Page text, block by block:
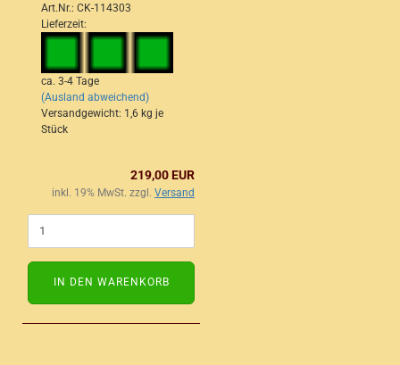
Art.Nr.: CK-114303
Lieferzeit:
ca. 3-4 Tage
(Ausland abweichend)
Versandgewicht: 1,6 kg je
Stück
219,00 EUR
inkl. 19% MwSt. zzgl. Versand
IN DEN WARENKORB